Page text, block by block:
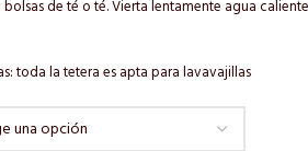
de té o té. Vierta lentamente agua
toda la tetera es apta para lavavajillas